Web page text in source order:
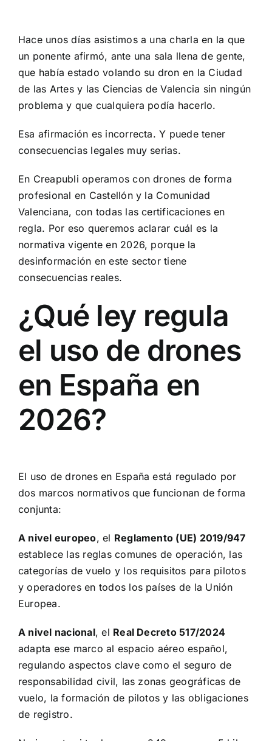
Hace unos días asistimos a una charla en la que
un ponente afirmó, ante una sala llena de gente,
que había estado volando su dron en la Ciudad
de las Artes y las Ciencias de Valencia sin ningún
problema y que cualquiera podía hacerlo.
Esa afirmación es incorrecta. Y puede tener
consecuencias legales muy serias.
En Creapubli operamos con drones de forma
profesional en Castellón y la Comunidad
Valenciana, con todas las certificaciones en
regla. Por eso queremos aclarar cuál es la
normativa vigente en 2026, porque la
desinformación en este sector tiene
consecuencias reales.
¿Qué ley regula
el uso de drones
en España en
2026?
El uso de drones en España está regulado por
dos marcos normativos que funcionan de forma
conjunta:
A nivel europeo, el Reglamento (UE) 2019/947
establece las reglas comunes de operación, las
categorías de vuelo y los requisitos para pilotos
y operadores en todos los países de la Unión
Europea.
A nivel nacional, el Real Decreto 517/2024
adapta ese marco al espacio aéreo español,
regulando aspectos clave como el seguro de
responsabilidad civil, las zonas geográficas de
vuelo, la formación de pilotos y las obligaciones
de registro.